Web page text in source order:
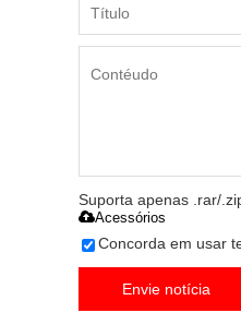
Suporta apenas .rar/
Acessórios
Concorda em usar
Envie notícia